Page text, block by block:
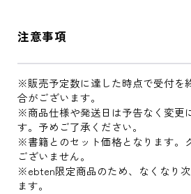
注意事項
※販売予定数に達した時点で受付を
合がございます。
※商品仕様や発送日は予告なく変更
す。予めご了承ください。
※書籍とのセット価格となります。
ございません。
※ebten限定商品のため、なくなり
ます。